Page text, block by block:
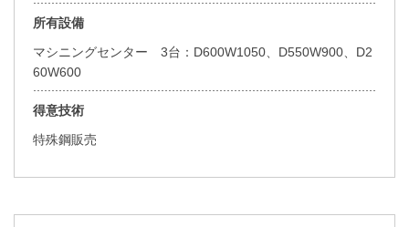
所有設備
マシニングセンター 3台：D600W1050、D550W900、D2
60W600
得意技術
特殊鋼販売